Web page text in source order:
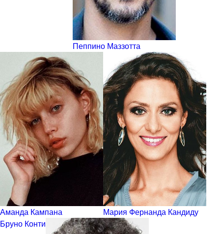
Пеппино Маззотта
Аманда Кампана
Мария Фернанда Кандиду
Бруно Конти